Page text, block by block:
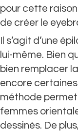
pour cette
de créer le
Il s’agit d’une
lui-même. Bien
bien remplacer
encore
méthode permet
femmes
dessinés. De